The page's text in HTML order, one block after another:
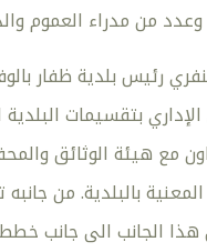
من مدراء العموم
رئيس بلدية ظفار
الإداري بتقسيمات
مع هيئة الوثائق
بالبلدية. من
الجانب الى جانب خطط